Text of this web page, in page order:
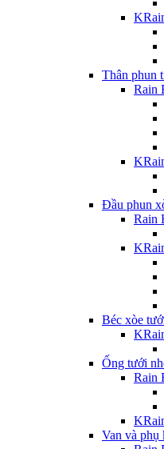
Thân phun
Rain
Đầu phun
Rain
Béc xòe
Ống tưới
Rain
Van và phụ